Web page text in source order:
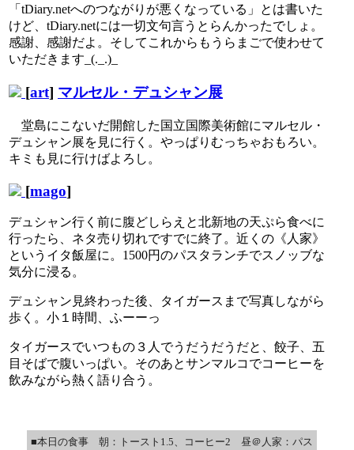
「tDiary.netへのつながりが悪くなっている」とは書いた
けど、tDiary.netには一切文句言うとらんかったでしょ。
感謝、感謝だよ。そしてこれからもうらまごで使わせて
いただきます_(._.)_
[art] マルセル・デュシャン展
堂島にこないだ開館した国立国際美術館にマルセル・
デュシャン展を見に行く。やっぱりむっちゃおもろい。
キミも見に行けばよろし。
[mago]
デュシャン行く前に腹どしらえと北新地の天ぷら食べに
行ったら、ネタ売り切れですでに終了。近くの《人家》
というイタ飯屋に。1500円のパスタランチでスノッブな
気分に浸る。
デュシャン見終わった後、タイガースまで写真しながら
歩く。小１時間、ふーーっ
タイガースでいつもの３人でうだうだうだと、餃子、五
目そばで腹いっぱい。そのあとサンマルコでコーヒーを
飲みながら熱く語り合う。
■本日の食事 朝：トースト1.5、コーヒー2 昼＠人家：パス